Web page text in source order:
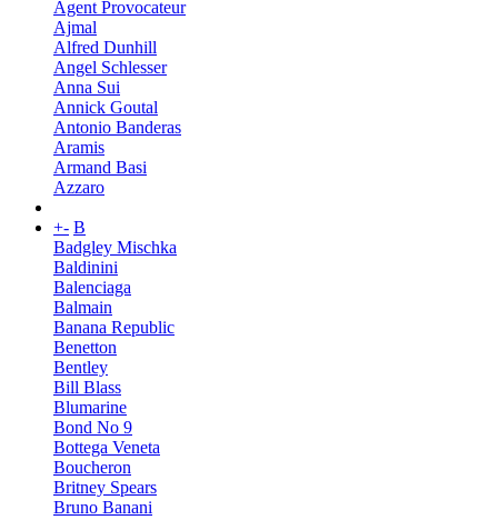
Agent Provocateur
Ajmal
Alfred Dunhill
Angel Schlesser
Anna Sui
Annick Goutal
Antonio Banderas
Aramis
Armand Basi
Azzaro
+- B
Badgley Mischka
Baldinini
Balenciaga
Balmain
Banana Republic
Benetton
Bentley
Bill Blass
Blumarine
Bond No 9
Bottega Veneta
Boucheron
Britney Spears
Bruno Banani